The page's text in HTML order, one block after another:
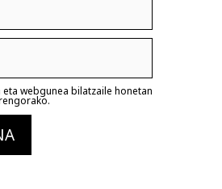
webgunea bilatzaile honetan